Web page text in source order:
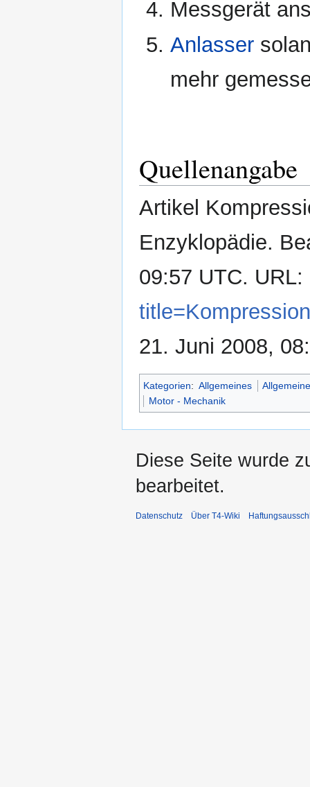
Messgerät
Anlasser
mehr
Quellenangabe
Artikel
Enzyklopädie.
09:57 UTC. URL:
21. Juni 2008,
Kategorien: Allgemeines
Motor - Mechanik
Diese Seite wurde
bearbeitet.
Datenschutz Über T4-Wiki